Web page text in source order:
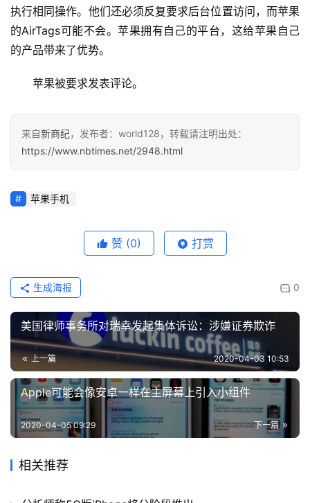
说
新
商
栏
题
执行相同操作。他们还必须反复要求后台位置访问，而苹果
的AirTags可能不会。苹果拥有自己的平台，这给苹果自己
的产品带来了优势。
苹果被要求发表评论。
来自新商纪，发布者：world128，转载请注明出处：
https://www.nbtimes.net/2948.html
苹果手机
赞 (0) 打赏
0
生成海报
美国律师事务所对瑞幸发起集体诉讼：涉嫌证券欺诈
上一篇 2020-04-03 10:53
Apple可能会像安卓一样在主屏幕上引入小组件
下一篇
2020-04-05 09:29
相关推荐